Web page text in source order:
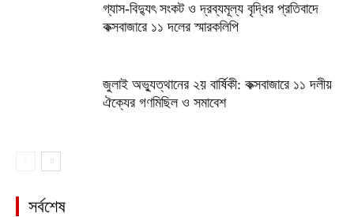
গ্যাস-বিদ্যুৎ সংকট ও দ্রব্যমূল্য বৃদ্ধির প্রতিবাদে
কক্সবাজারে ১১ দলের স্মারকলিপি
জুলাই অভ্যুত্থানের ২য় বার্ষিকী: কক্সবাজারে ১১ দলীয়
ঐক্যের গণমিছিল ও সমাবেশ
সর্বশেষ